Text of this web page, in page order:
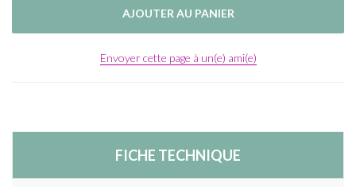
Envoyer cette page à un(e) ami(e)
FICHE TECHNIQUE